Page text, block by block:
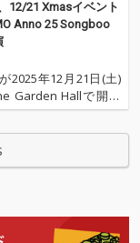
揺らがぬ “ほ
のものにたど
い 》 という想
12/21 Xmasイベント
Anno 25 Songboo
2025年12月21日(土)
Garden Hallで開催
スマス・イベント
Anno 25 Songboo
る。 江﨑は今年の
った実写映画 『秒速